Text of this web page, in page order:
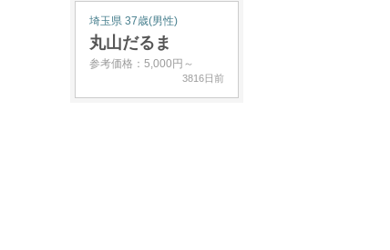
埼玉県 37歳(男性)
丸山だるま
参考価格：5,000円～
3816日前